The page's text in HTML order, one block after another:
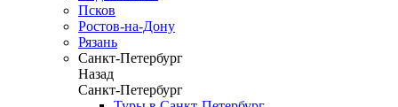
Псков
Ростов-на-Дону
Рязань
Санкт-Петербург
Назад
Санкт-Петербург